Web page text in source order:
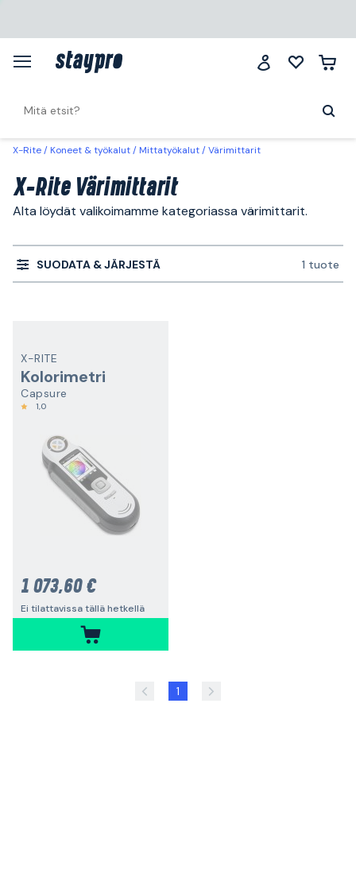
X-Rite Koneet & työkalut Mittatyökalut Värimittarit
X-Rite Värimittarit
Alta löydät valikoimamme kategoriassa värimittarit.
SUODATA & JÄRJESTÄ 1 tuote
X-RITE
Kolorimetri
Capsure
1,0
1 073,60 €
Ei tilattavissa tällä hetkellä
1